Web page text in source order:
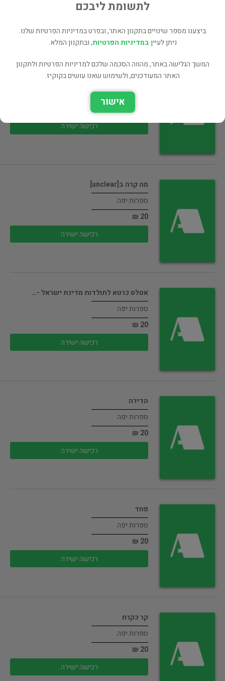
GPS לעסקים
מחשבים ואינטרנט
רכישה ישירה
מה קרה ב[unclear]
ספרות יפה
20 ₪
רכישה ישירה
אטלס כרטא לתולדות מדינת ישראל -…
ספרות יפה
20 ₪
רכישה ישירה
הדירה
ספרות יפה
20 ₪
רכישה ישירה
פחד
ספרות יפה
20 ₪
רכישה ישירה
קר כקרח
ספרות יפה
20 ₪
רכישה ישירה
לתשומת ליבכם
ביצענו מספר שינויים בתקנון האתר, ובפרט במדיניות הפרטיות שלנו.
ניתן לעייןבמדיניות הפרטיות, ובתקנון המלא.
המשך הגלישה באתר, מהווה הסכמה שלכם למדיניות הפרטיות ולתקנון
האתר המעודכנים, ולשימוש שאנו עושים בקוקיז.
אישור